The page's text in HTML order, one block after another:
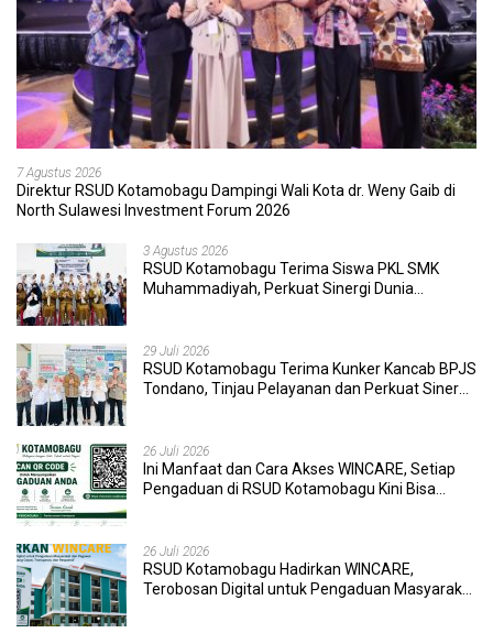
7 Agustus 2026
Direktur RSUD Kotamobagu Dampingi Wali Kota dr. Weny Gaib di
North Sulawesi Investment Forum 2026
3 Agustus 2026
RSUD Kotamobagu Terima Siswa PKL SMK
Muhammadiyah, Perkuat Sinergi Dunia
29 Juli 2026
RSUD Kotamobagu Terima Kunker Kancab BPJS
Tondano, Tinjau Pelayanan dan Perkuat Sinergi
26 Juli 2026
Ini Manfaat dan Cara Akses WINCARE, Setiap
Pengaduan di RSUD Kotamobagu Kini Bisa
26 Juli 2026
RSUD Kotamobagu Hadirkan WINCARE,
Terobosan Digital untuk Pengaduan Masyarakat